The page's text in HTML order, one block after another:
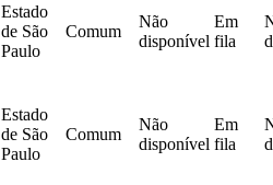
Estado
de São
Paulo
Comum
Não
disponível
Em
fila
Estado
de São
Paulo
Comum
Não
disponível
Em
fila